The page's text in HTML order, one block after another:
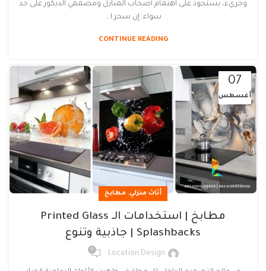
وجريء، يستحوذ على اهتمام أصحاب المنازل ومصممي الديكور على حد
سواء. إن سحر ا...
CONTINUE READING
07
أغسطس
أثاث منزلي, مطابخ
مطابخ | استخدامات الـ Printed Glass
Splashbacks | جاذبية وتنوع
Location Design
0